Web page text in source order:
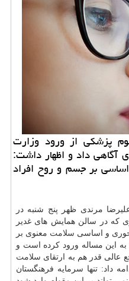
پزشكی از ورود وزارت
آگاهی داد و اظهار داشت:
بر جسم و روح افراد
مرندی ظهر پنج شنبه در
كه در سالن همایش های غدیر
و اساسی سلامت معنوی بر
به این مساله ورود كرده است و
عالی قدر هم به ارتقای سلامت
داد: تنها سرمایه فرهنگستان